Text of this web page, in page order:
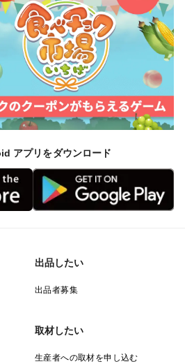
アプリをダウンロード
出品したい
出品者募集
取材したい
生産者への取材を申し込む